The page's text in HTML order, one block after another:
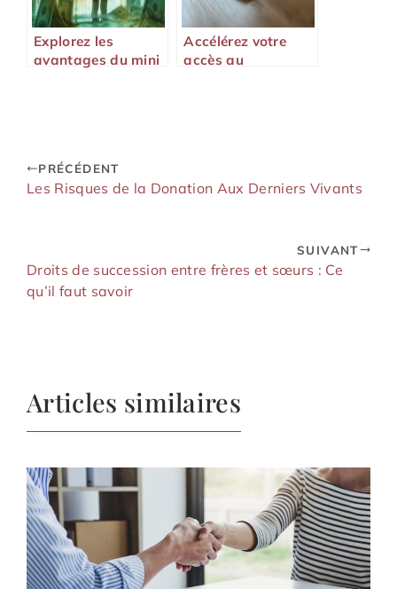
Explorez les
avantages du mini
Accélérez votre
accès au
PRÉCÉDENT
Les Risques de la Donation Aux Derniers Vivants
SUIVANT
Droits de succession entre frères et sœurs : Ce
qu’il faut savoir
Articles similaires